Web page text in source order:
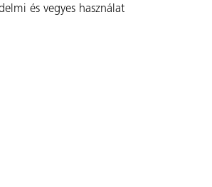
és vegyes használat